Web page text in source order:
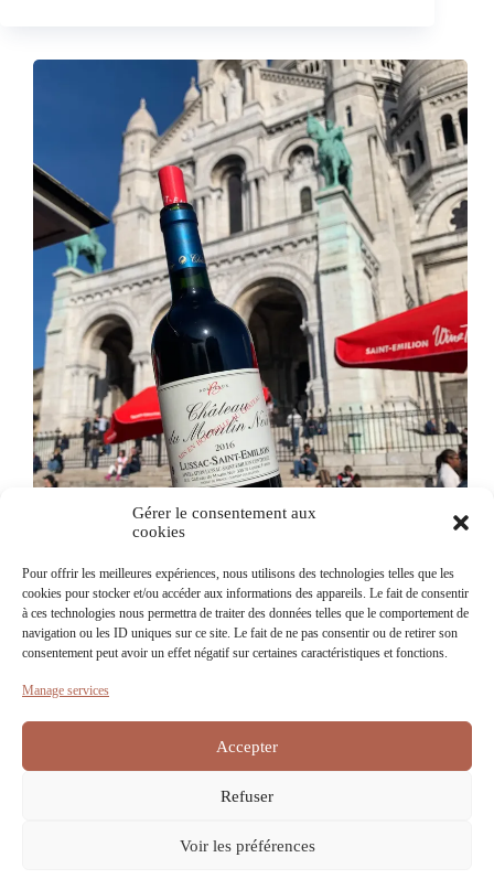
Gérer le consentement aux
cookies
Pour offrir les meilleures expériences, nous utilisons des technologies telles que les
cookies pour stocker et/ou accéder aux informations des appareils. Le fait de consentir
à ces technologies nous permettra de traiter des données telles que le comportement de
navigation ou les ID uniques sur ce site. Le fait de ne pas consentir ou de retirer son
consentement peut avoir un effet négatif sur certaines caractéristiques et fonctions.
Manage services
Accepter
Refuser
Voir les préférences
Montmartre” !
What would be better than to taste a glass of Saint-
Émlion, next to the Sacré-Coeur…
On
December 6, 2022
Load More